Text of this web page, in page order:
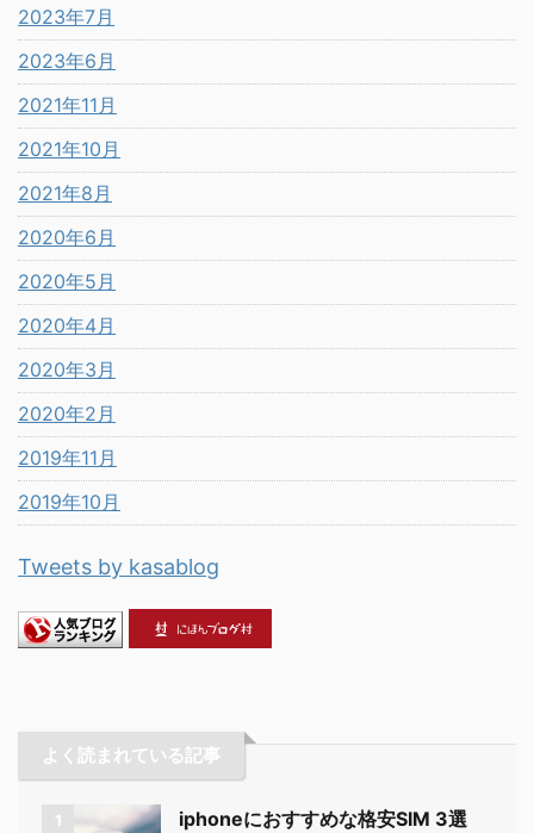
2023年7月
2023年6月
2021年11月
2021年10月
2021年8月
2020年6月
2020年5月
2020年4月
2020年3月
2020年2月
2019年11月
2019年10月
Tweets by kasablog
よく読まれている記事
1
iphoneにおすすめな格安SIM 3選